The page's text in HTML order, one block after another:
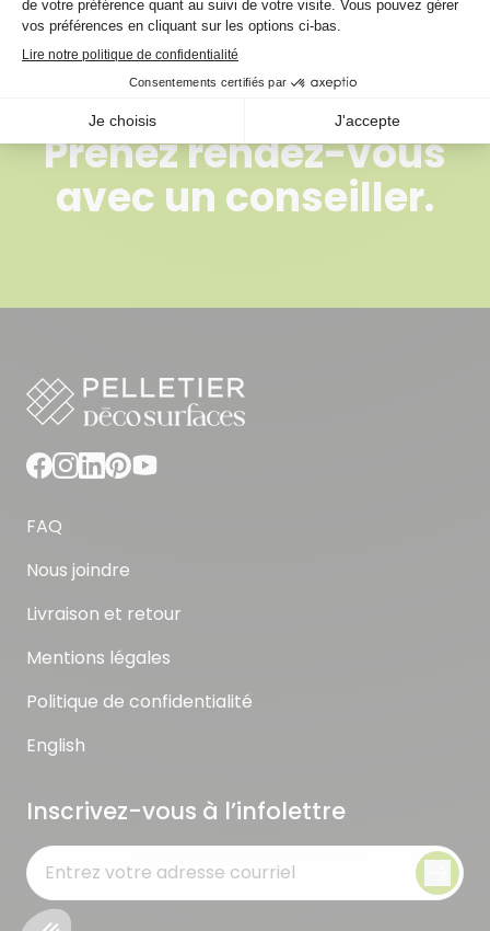
Prenez rendez-vous
avec un conseiller.
FAQ
Nous joindre
Livraison et retour
Mentions légales
Politique de confidentialité
English
Inscrivez-vous à l’infolettre